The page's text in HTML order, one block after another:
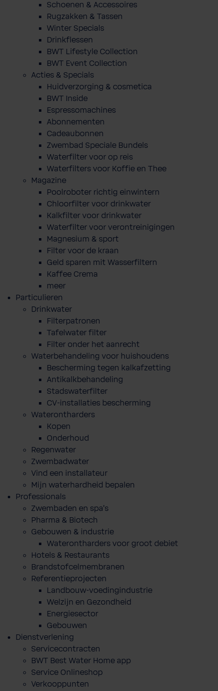
Schoenen & Accessoires
Rugzakken & Tassen
Winter Specials
Drinkflessen
BWT Lifestyle Collection
BWT Event Collection
Acties & Specials
Huidverzorging & cosmetica
BWT Inside
Espressomachines
Abonnementen
Cadeaubonnen
Zwembad Speciale Bundels
Waterfilter voor op reis
Waterfilters voor Koffie en Thee
Magazine
Poolroboter richtig einwintern
Chloorfilter voor drinkwater
Kalkfilter voor drinkwater
Waterfilter voor verontreinigingen
Magnesium & sport
Filter voor de kraan
Geld sparen mit Wasserfiltern
Kaffee Crema
meer
Particulieren
Drinkwater
Filterpatronen
Tafelwater filter
Filter onder het aanrecht
Waterbehandeling voor huishoudens
Bescherming tegen kalkafzetting
Antikalkbehandeling
Stadswaterfilter
CV-installaties bescherming
Waterontharders
Kopen
Onderhoud
Regenwater
Zwembadwater
Vind een installateur
Mijn waterhardheid bepalen
Professionals
Zwembaden en spa's
Pharma & Biotech
Gebouwen & industrie
Waterontharders voor groot debiet
Hotels & Restaurants
Brandstofcelmembranen
Referentieprojecten
Landbouw-voedingindustrie
Welzijn en Gezondheid
Energiesector
Gebouwen
Dienstverlening
Servicecontracten
BWT Best Water Home app
Service Onlineshop
Verkooppunten